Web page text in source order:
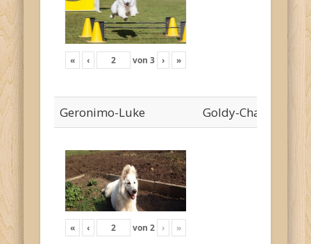
« ‹ von3 › »
Geronimo-Luke Goldy-Cha`risa
« ‹ von2 › »